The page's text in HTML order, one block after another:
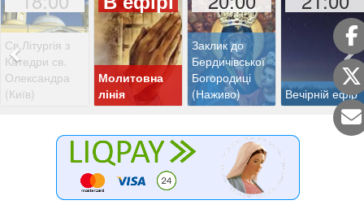
Св.Літургія з
Катедри св.
Олександра
(Київ)
Молитовна
лінія
Заклик до
Бердичівської
Богородиці
(Наживо)
Вечірній ефір